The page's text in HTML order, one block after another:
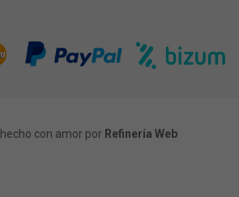
con amor por Refinería Web